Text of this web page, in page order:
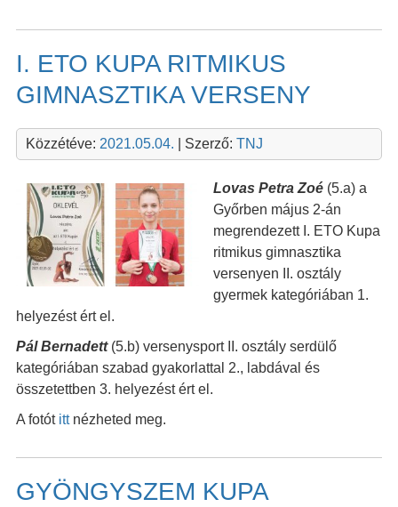
I. ETO KUPA RITMIKUS
GIMNASZTIKA VERSENY
Közzétéve: 2021.05.04. | Szerző: TNJ
Lovas Petra Zoé(5.a) a
Győrben május 2-án
megrendezett I. ETO Kupa
ritmikus gimnasztika
versenyen II. osztály
gyermek kategóriában 1.
helyezést ért el.
Pál Bernadett(5.b) versenysport II. osztály serdülő
kategóriában szabad gyakorlattal 2., labdával és
összetettben 3. helyezést ért el.
A fotót ittnézheted meg.
GYÖNGYSZEM KUPA